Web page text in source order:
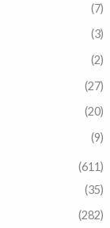
(7)
(3)
(2)
(27)
(20)
(9)
(611)
(35)
(282)